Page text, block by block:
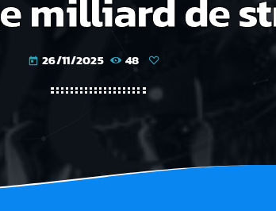
today 26/11/2025 48